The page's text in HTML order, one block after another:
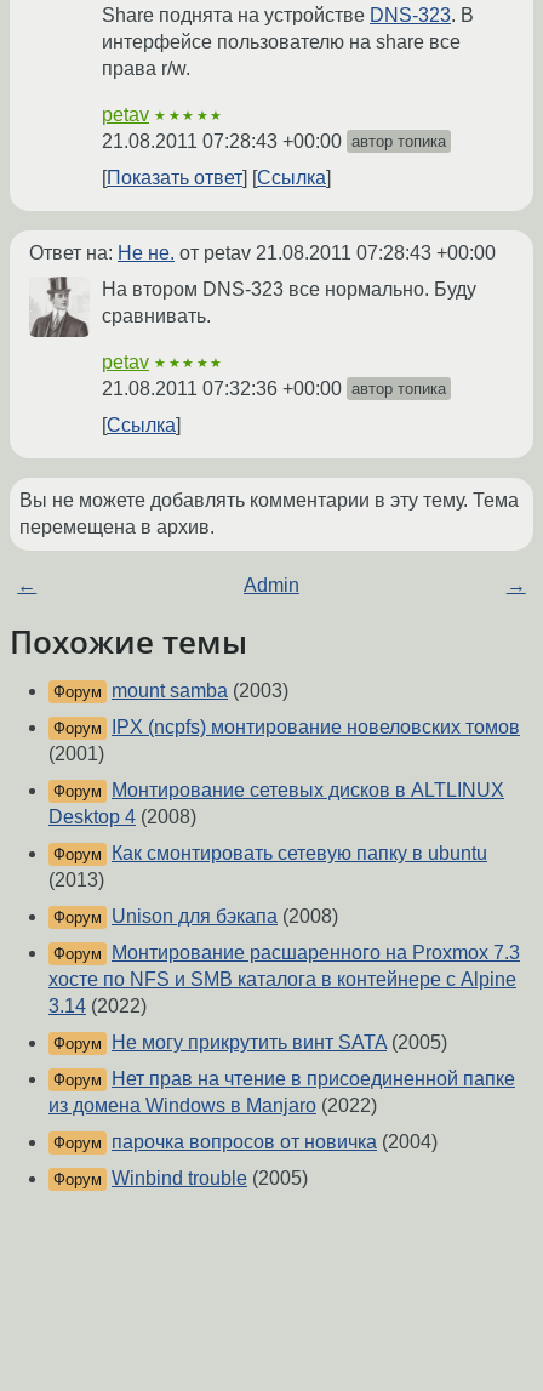
Share поднята на устройстве DNS-323. В
интерфейсе пользователю на share все
права r/w.
petav ★★★★★
21.08.2011 07:28:43 +00:00 автор топика
Показать ответ Ссылка
Ответ на: Не не. от petav 21.08.2011 07:28:43 +00:00
На втором DNS-323 все нормально. Буду
сравнивать.
petav ★★★★★
21.08.2011 07:32:36 +00:00 автор топика
Ссылка
Вы не можете добавлять комментарии в эту тему. Тема
перемещена в архив.
← Admin →
Похожие темы
Форум mount samba (2003)
Форум
IPX (ncpfs) монтирование новеловских томов
(2001)
Форум
Монтирование сетевых дисков в ALTLINUX
Desktop 4 (2008)
Форум
Как смонтировать сетевую папку в ubuntu
(2013)
Форум Unison для бэкапа (2008)
Форум
Монтирование расшаренного на Proxmox 7.3
хосте по NFS и SMB каталога в контейнере с Alpine
3.14 (2022)
Форум Не могу прикрутить винт SATA (2005)
Форум
Нет прав на чтение в присоединенной папке
из домена Windows в Manjaro (2022)
Форум парочка вопросов от новичка (2004)
Форум Winbind trouble (2005)